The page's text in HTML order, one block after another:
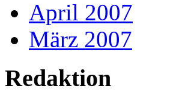
April 2007
März 2007
Redaktion